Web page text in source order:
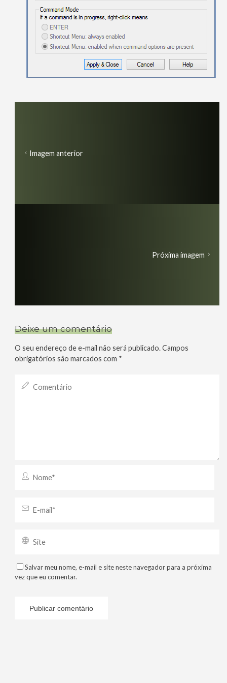
Imagem anterior
Próxima imagem
Deixe um comentário
O seu endereço de e-mail não será publicado. Campos
obrigatórios são marcados com *
Salvar meu nome, e-mail e site neste navegador para a próxima
vez que eu comentar.